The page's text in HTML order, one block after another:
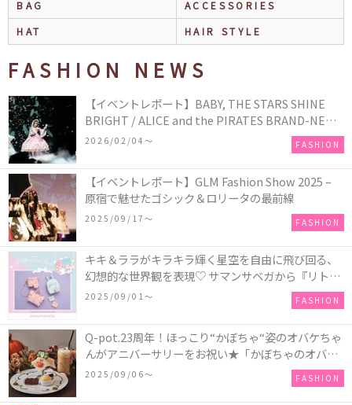
BAG
ACCESSORIES
HAT
HAIR STYLE
FASHION NEWS
【イベントレポート】BABY, THE STARS SHINE
BRIGHT / ALICE and the PIRATES BRAND-NEW
COLLECTION in TOKYO
2026/02/04〜 FASHION
【イベントレポート】GLM Fashion Show 2025 –
原宿で魅せたゴシック＆ロリータの最前線
2025/09/17〜 FASHION
キキ＆ララがキラキラ輝く星空を自由に飛び回る、
幻想的な世界観を表現♡ サマンサベガから『リトル
ツインスターズ』50周年アニバーサリーイヤー』を
2025/09/01〜 FASHION
Q-pot.23周年！ほっこり“かぼちゃ“姿のオバケちゃ
んがアニバーサリーをお祝い★「かぼちゃのオバケ
ーキアクセサリー」が新発売！Q-pot CAFE.では
「かぼちゃのオバケーキプレート」も登場
2025/09/06〜 FASHION